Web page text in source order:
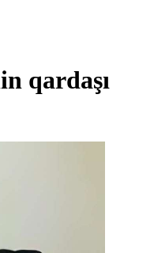
qardaşı